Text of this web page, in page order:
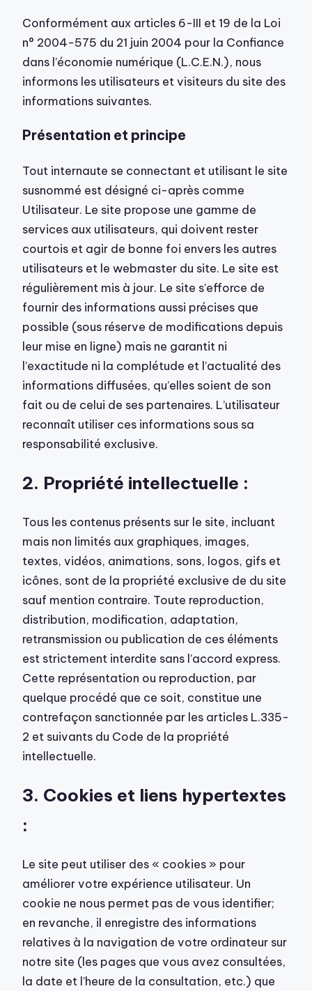
Conformément aux articles 6-III et 19 de la Loi
n° 2004-575 du 21 juin 2004 pour la Confiance
dans l’économie numérique (L.C.E.N.), nous
informons les utilisateurs et visiteurs du site des
informations suivantes.
Présentation et principe
Tout internaute se connectant et utilisant le site
susnommé est désigné ci-après comme
Utilisateur. Le site propose une gamme de
services aux utilisateurs, qui doivent rester
courtois et agir de bonne foi envers les autres
utilisateurs et le webmaster du site. Le site est
régulièrement mis à jour. Le site s’efforce de
fournir des informations aussi précises que
possible (sous réserve de modifications depuis
leur mise en ligne) mais ne garantit ni
l’exactitude ni la complétude et l’actualité des
informations diffusées, qu’elles soient de son
fait ou de celui de ses partenaires. L’utilisateur
reconnaît utiliser ces informations sous sa
responsabilité exclusive.
2. Propriété intellectuelle :
Tous les contenus présents sur le site, incluant
mais non limités aux graphiques, images,
textes, vidéos, animations, sons, logos, gifs et
icônes, sont de la propriété exclusive de du site
sauf mention contraire. Toute reproduction,
distribution, modification, adaptation,
retransmission ou publication de ces éléments
est strictement interdite sans l’accord express.
Cette représentation ou reproduction, par
quelque procédé que ce soit, constitue une
contrefaçon sanctionnée par les articles L.335-
2 et suivants du Code de la propriété
intellectuelle.
3. Cookies et liens hypertextes
:
Le site peut utiliser des « cookies » pour
améliorer votre expérience utilisateur. Un
cookie ne nous permet pas de vous identifier;
en revanche, il enregistre des informations
relatives à la navigation de votre ordinateur sur
notre site (les pages que vous avez consultées,
la date et l’heure de la consultation, etc.) que